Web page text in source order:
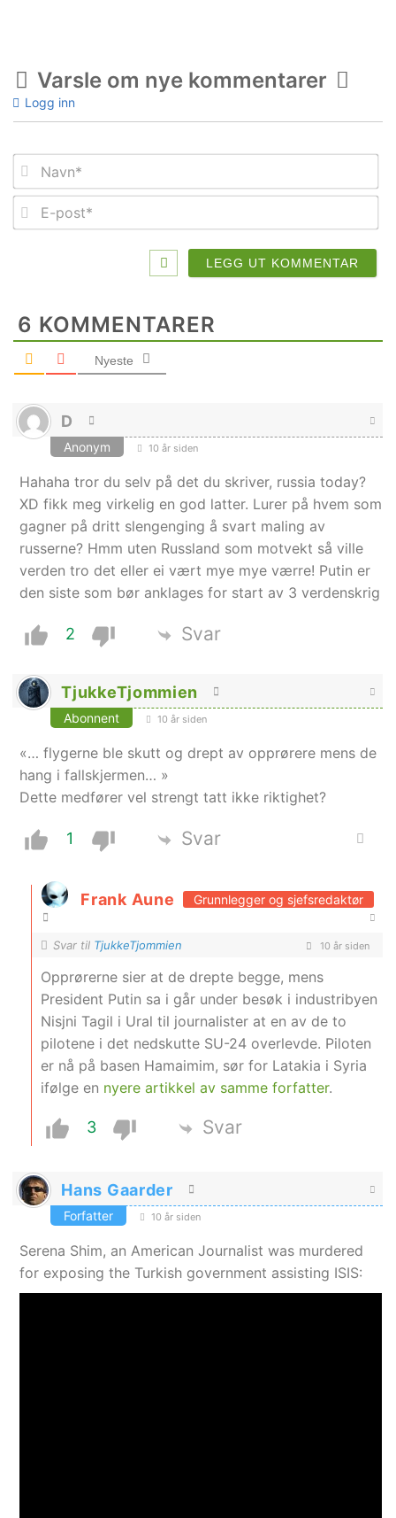
Varsle om nye kommentarer
Logg inn
E-
6 KOMMENTARER
Nyeste
D
Anonym 10 år siden
Hahaha tror du selv på det du skriver, russia today?
XD fikk meg virkelig en god latter. Lurer på hvem som
gagner på dritt slengenging å svart maling av
russerne? Hmm uten Russland som motvekt så ville
verden tro det eller ei vært mye mye værre! Putin er
den siste som bør anklages for start av 3 verdenskrig
2 Svar
TjukkeTjommien
Abonnent 10 år siden
«… flygerne ble skutt og drept av opprørere mens de
hang i fallskjermen… »
Dette medfører vel strengt tatt ikke riktighet?
1 Svar
Frank Aune Grunnlegger og sjefsredaktør
Svar til TjukkeTjommien 10 år siden
Opprørerne sier at de drepte begge, mens
President Putin sa i går under besøk i industribyen
Nisjni Tagil i Ural til journalister at en av de to
pilotene i det nedskutte SU-24 overlevde. Piloten
er nå på basen Hamaimim, sør for Latakia i Syria
ifølge en nyere artikkel av samme forfatter.
3 Svar
Hans Gaarder
Forfatter 10 år siden
Serena Shim, an American Journalist was murdered
for exposing the Turkish government assisting ISIS: